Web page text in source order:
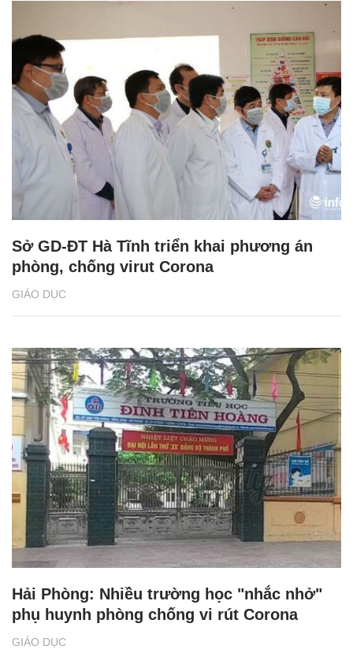
GIÁO DỤC
Sở GD-ĐT Hà Tĩnh triển khai phương án
phòng, chống virut Corona
GIÁO DỤC
Hải Phòng: Nhiều trường học "nhắc nhở"
phụ huynh phòng chống vi rút Corona